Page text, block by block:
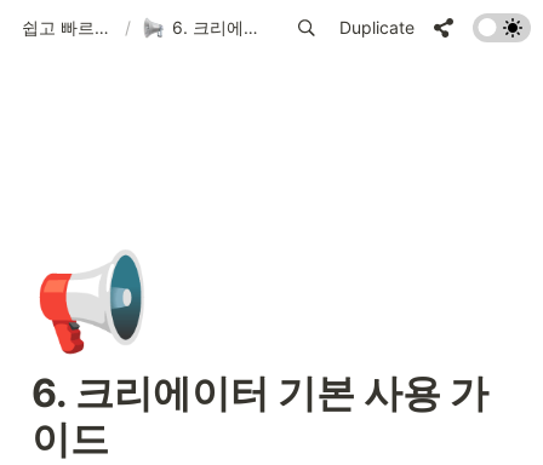
쉽고 빠르게 시작하는 FLEX 가이드 / 6. 크리에이터 기본 사용 가이드 Duplicate
📢
6. 크리에이터 기본 사용 가
이드